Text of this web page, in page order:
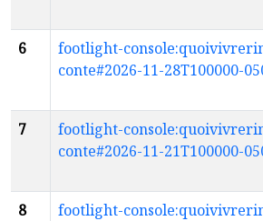
6
footlight-
conte#2026-11-28T100000-
7
footlight-
conte#2026-11-21T100000-
8
footlight-